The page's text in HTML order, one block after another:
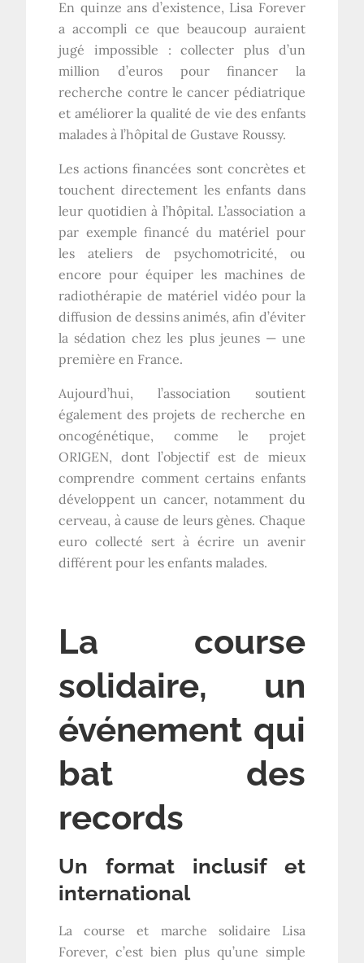
En quinze ans d’existence, Lisa Forever
a accompli ce que beaucoup auraient
jugé impossible : collecter plus d’un
million d’euros pour financer la
recherche contre le cancer pédiatrique
et améliorer la qualité de vie des enfants
malades à l’hôpital de Gustave Roussy.
Les actions financées sont concrètes et
touchent directement les enfants dans
leur quotidien à l’hôpital. L’association a
par exemple financé du matériel pour
les ateliers de psychomotricité, ou
encore pour équiper les machines de
radiothérapie de matériel vidéo pour la
diffusion de dessins animés, afin d’éviter
la sédation chez les plus jeunes — une
première en France.
Aujourd’hui, l’association soutient
également des projets de recherche en
oncogénétique, comme le projet
ORIGEN, dont l’objectif est de mieux
comprendre comment certains enfants
développent un cancer, notamment du
cerveau, à cause de leurs gènes. Chaque
euro collecté sert à écrire un avenir
différent pour les enfants malades.
La course
solidaire, un
événement qui
bat des
records
Un format inclusif et
international
La course et marche solidaire Lisa
Forever, c’est bien plus qu’une simple